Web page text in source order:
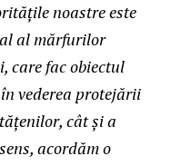
noastre este
al mărfurilor
care fac obiectul
vederea protejării
ățenilor, cât și a
acordăm o